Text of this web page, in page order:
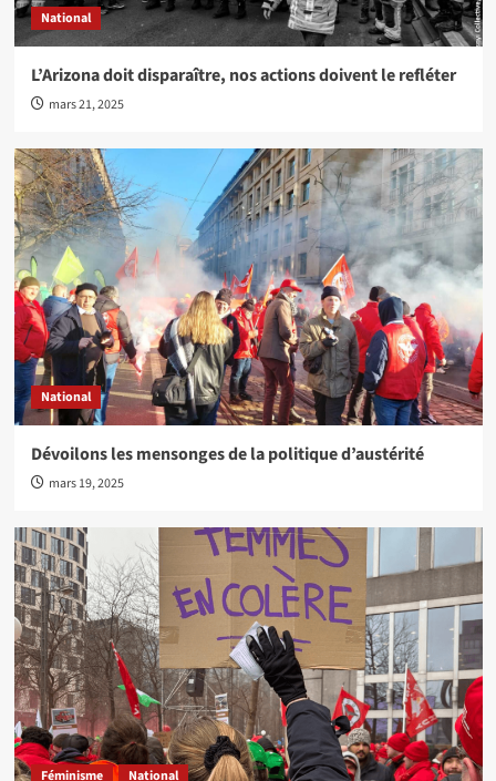
National
L’Arizona doit disparaître, nos actions doivent le refléter
mars 21, 2025
National
Dévoilons les mensonges de la politique d’austérité
mars 19, 2025
Féminisme National